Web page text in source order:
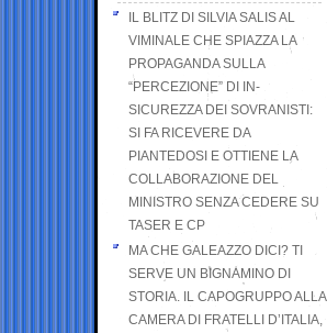
IL BLITZ DI SILVIA SALIS AL
VIMINALE CHE SPIAZZA LA
PROPAGANDA SULLA
“PERCEZIONE” DI IN-
SICUREZZA DEI SOVRANISTI:
SI FA RICEVERE DA
PIANTEDOSI E OTTIENE LA
COLLABORAZIONE DEL
MINISTRO SENZA CEDERE SU
TASER E CP
MA CHE GALEAZZO DICI? TI
SERVE UN BIGNAMINO DI
STORIA. IL CAPOGRUPPO ALLA
CAMERA DI FRATELLI D’ITALIA,